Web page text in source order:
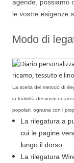
agende, possiamo
le vostre esigenze
Modo di
La scelta del metodo di
la fruibilità dei vostri
popolari, ognuna con i
La rilegatura a
cui le pagine
lungo il dorso.
La rilegatura